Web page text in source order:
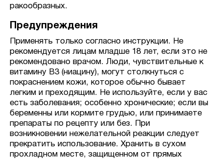
ракообразных.
Предупреждения
Применять только согласно инструкции. Не
рекомендуется лицам младше 18 лет, если это не
рекомендовано врачом. Люди, чувствительные к
витамину B3 (ниацину), могут столкнуться с
покраснением кожи, которое обычно бывает
легким и преходящим. Не используйте, если у вас
есть заболевания; особенно хронические; если вы
беременны или кормите грудью, или принимаете
препараты по рецепту или без. При
возникновении нежелательной реакции следует
прекратить использование. Хранить в сухом
прохладном месте, защищенном от прямых